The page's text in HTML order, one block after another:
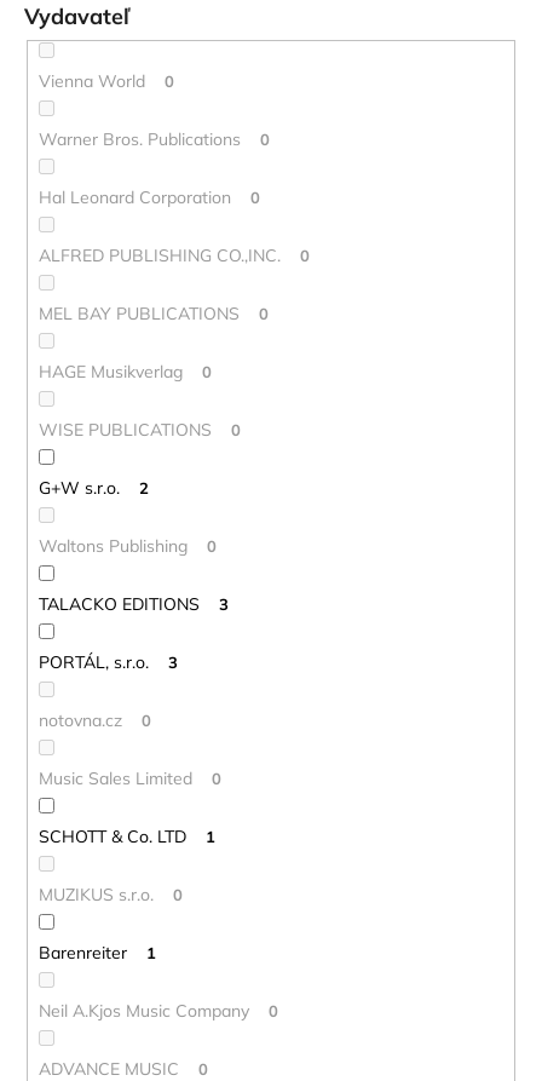
Vydavateľ
Vienna World 0
Warner Bros. Publications 0
Hal Leonard Corporation 0
ALFRED PUBLISHING CO.,INC. 0
MEL BAY PUBLICATIONS 0
HAGE Musikverlag 0
WISE PUBLICATIONS 0
G+W s.r.o. 2
Waltons Publishing 0
TALACKO EDITIONS 3
PORTÁL, s.r.o. 3
notovna.cz 0
Music Sales Limited 0
SCHOTT & Co. LTD 1
MUZIKUS s.r.o. 0
Barenreiter 1
Neil A.Kjos Music Company 0
ADVANCE MUSIC 0